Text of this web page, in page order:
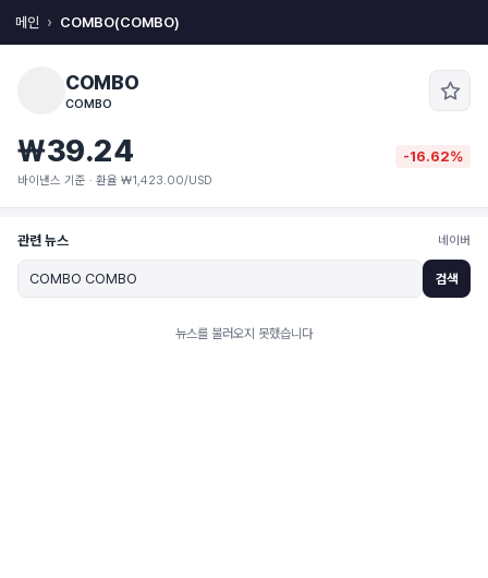
메인 COMBO(COMBO)
COMBO
COMBO
₩39.24 -16.62%
바이낸스 기준 · 환율 ₩1,423.00/USD
관련 뉴스 네이버
검색
뉴스를 불러오지 못했습니다